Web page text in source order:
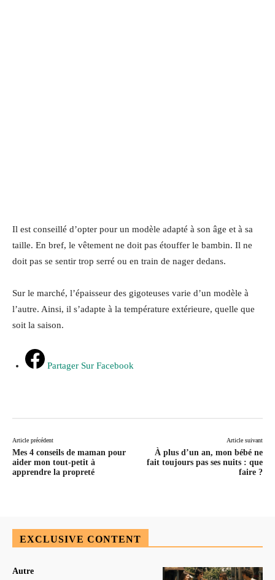
Il est conseillé d’opter pour un modèle adapté à son âge et à sa
taille. En bref, le vêtement ne doit pas étouffer le bambin. Il ne
doit pas se sentir trop serré ou en train de nager dedans.
Sur le marché, l’épaisseur des gigoteuses varie d’un modèle à
l’autre. Ainsi, il s’adapte à la température extérieure, quelle que
soit la saison.
Partager Sur Facebook
Article précédent
Mes 4 conseils de maman pour
aider mon tout-petit à
apprendre la propreté
Article suivant
À plus d’un an, mon bébé ne
fait toujours pas ses nuits : que
faire ?
EXCLUSIVE CONTENT
Autre